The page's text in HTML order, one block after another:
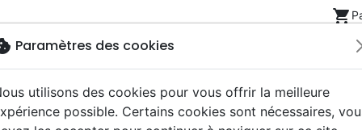
shopping_cart
NouveautésBibles LivreseBooksJeunesse
Paramètres des cookies
utilisons des cookies pour vous offrir la meilleure
possible. Certains cookies sont nécessaires,